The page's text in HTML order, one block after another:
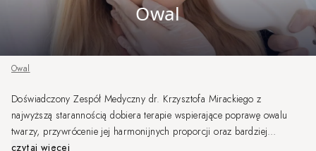
Owal
Owal
Doświadczony Zespół Medyczny dr. Krzysztofa Mirackiego z
najwyższą starannością dobiera terapie wspierające poprawę owalu
twarzy, przywrócenie jej harmonijnych proporcji oraz bardziej
wypoczętego wyglądu. Każda terapia planowana jest indywidualnie, w
czytaj więcej